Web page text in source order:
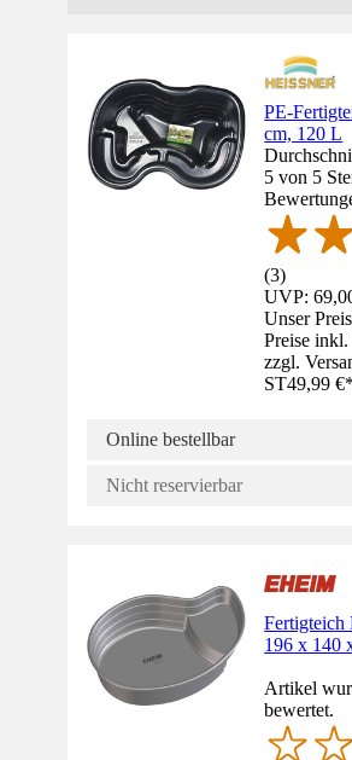
PE-
cm, 120 L
5 von 5
(3)
UVP:
Unser
Preise
zzgl.
ST49,99 €
Online bestellbar
Nicht reservierbar
196 x 140
Artikel
bewertet.